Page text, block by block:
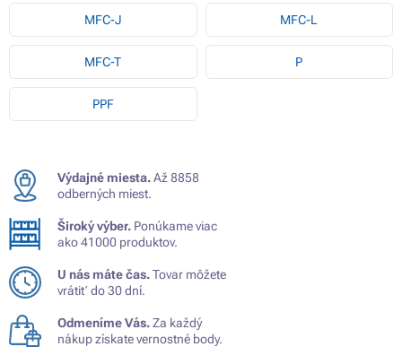
MFC-J MFC-L
MFC-T P
PPF
Výdajné miesta.Až 8858
odberných miest.
Široký výber. Ponúkame viac
ako 41000 produktov.
U nás máte čas.Tovar môžete
vrátiť do 30 dní.
Odmeníme Vás.Za každý
nákup získate vernostné body.